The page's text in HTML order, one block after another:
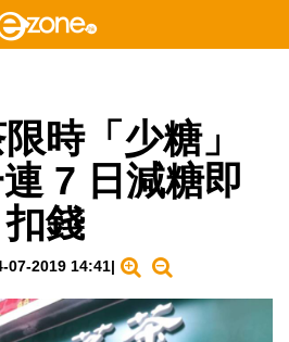
時「少糖」
7 日減糖即
扣錢
07-2019 14:41|